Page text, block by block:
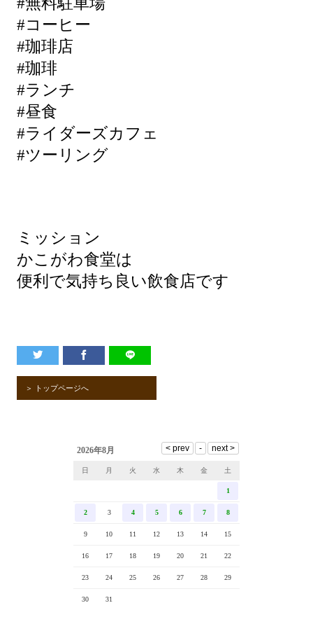
#コーヒー
#珈琲店
#珈琲
#ランチ
#昼食
#ライダーズカフェ
#ツーリング
ミッション
かこがわ食堂は
便利で気持ち良い飲食店です
＞ トップページへ
2026年8月
日 月 火 水 木 金 土
1
2 3 4 5 6 7 8
9 10 11 12 13 14 15
16 17 18 19 20 21 22
23 24 25 26 27 28 29
30 31